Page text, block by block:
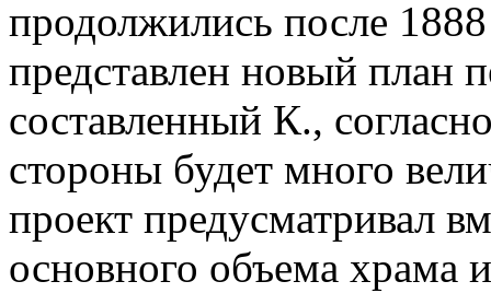
продолжились после
представлен новый план
составленный К.,
стороны будет много
проект предусматривал
основного объема храма